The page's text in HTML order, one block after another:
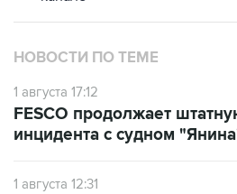
НОВОСТИ ПО ТЕМЕ
1 августа 17:12
FESCO продолжает
инцидента с судном
1 августа 12:31